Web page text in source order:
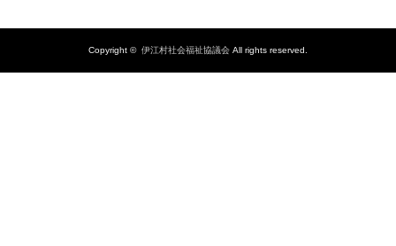
Copyright © 伊江村社会福祉協議会 All rights reserved.